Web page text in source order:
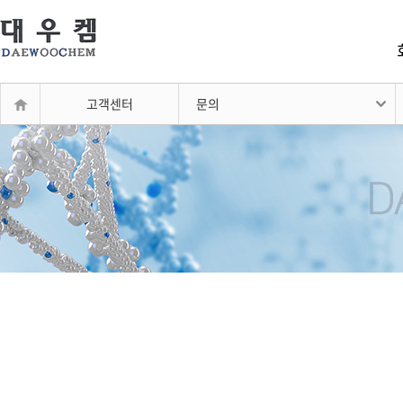
고객센터 문의